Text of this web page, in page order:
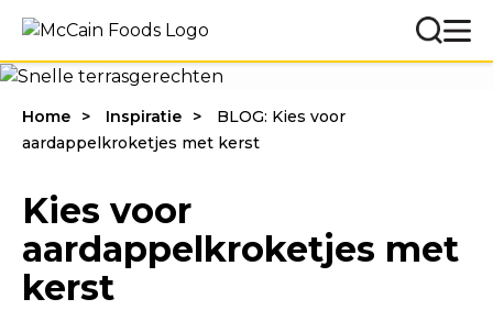
Home Inspiratie
BLOG: Kies voor
aardappelkroketjes met kerst
Kies voor
aardappelkroketjes met
kerst